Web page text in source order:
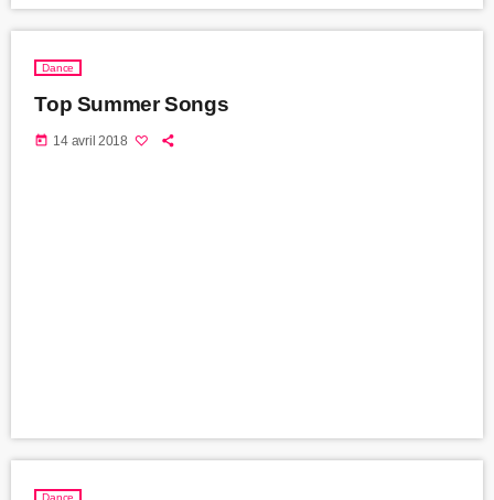
Dance
Top Summer Songs
today 14 avril 2018